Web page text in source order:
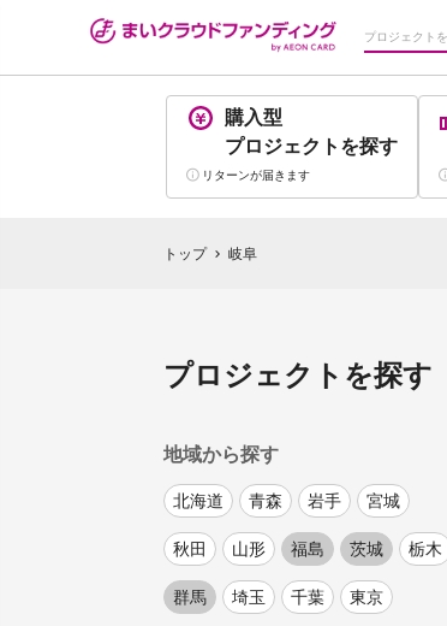
購入型
プロジェクト を探す
リターンが届きます
トップ chevron_right 岐阜
プロジェクトを探す
地域から探す
北海道 青森 岩手 宮城
秋田 山形 福島 茨城 栃木
群馬 埼玉 千葉 東京